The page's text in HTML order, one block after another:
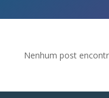
Nenhum post